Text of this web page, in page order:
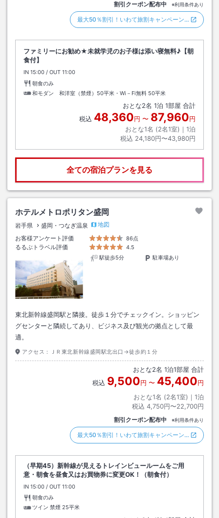
割引クーポン配布中 ※利用条件あり
最大50％割引！いわて旅割キャンペーン…
ファミリーにお勧め★未就学児のお子様は添い寝無料♪【朝
食付】
IN チェックイン
15:00 / OUT チェックアウト
11:00
朝食のみ
和モダン 和洋室（禁煙）50平米・Wi－Fi無料 50平米
おとな2名 1泊 1部屋 合計
税込 48,360円 〜 87,960円
おとな1名 (2名1室)｜ 1泊
税込 24,180円〜43,980円
全ての宿泊プランを見る
ホテルメトロポリタン盛岡
岩手県 盛岡・つなぎ温泉
地図
お客様アンケート評価
86点
るるぶトラベル評価
4.5
駅徒歩5分
駐車場あり
東北新幹線盛岡駅と隣接。徒歩１分でチェックイン。ショッピン
グセンターと隣続してあり、ビジネス及び観光の拠点として最
適。
アクセス： ＪＲ東北新幹線盛岡駅北出口→徒歩約１分
おとな2名 1泊1部屋 合計
税込 9,500円 〜 45,400円
おとな1名 (2名1室)｜ 1泊
税込 4,750円〜22,700円
割引クーポン配布中 ※利用条件あり
最大50％割引！いわて旅割キャンペーン…
（早期45）新幹線が見えるトレインビュールームをご用
意・朝食を昼食又はお買物券に変更OK！（朝食付）
IN チェックイン
15:00 / OUT チェックアウト
11:00
朝食のみ
ツイン 禁煙 25平米